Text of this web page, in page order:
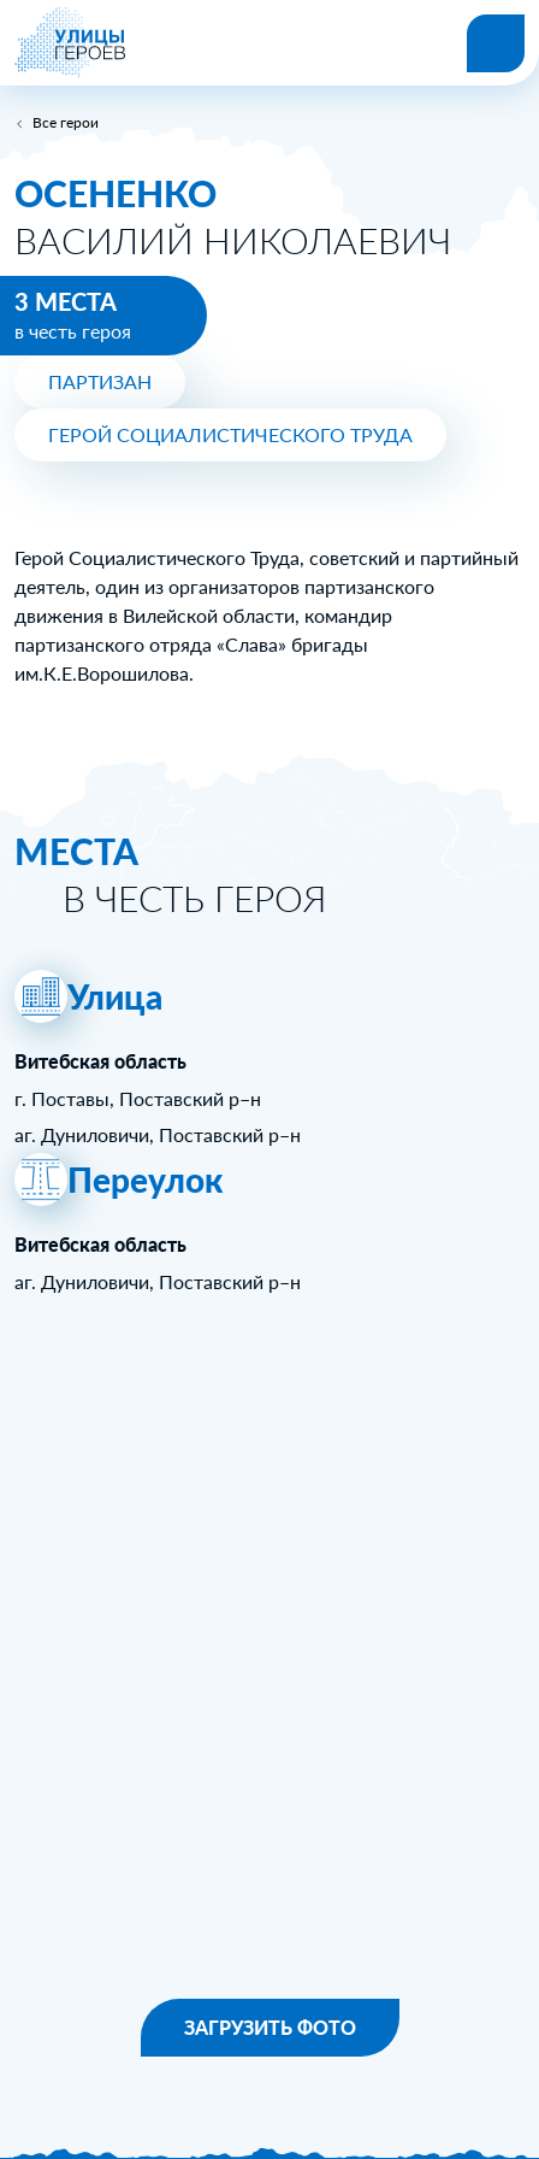
Все герои
ОСЕНЕНКО
ВАСИЛИЙ НИКОЛАЕВИЧ
3 МЕСТА
в честь героя
ПАРТИЗАН
ГЕРОЙ СОЦИАЛИСТИЧЕСКОГО ТРУДА
Герой Социалистического Труда, советский и партийный
деятель, один из организаторов партизанского
движения в Вилейской области, командир
партизанского отряда «Слава» бригады
им.К.Е.Ворошилова.
МЕСТА
В ЧЕСТЬ ГЕРОЯ
Улица
Витебская область
г. Поставы, Поставский р–н
аг. Дуниловичи, Поставский р–н
Переулок
Витебская область
аг. Дуниловичи, Поставский р–н
ЗАГРУЗИТЬ ФОТО